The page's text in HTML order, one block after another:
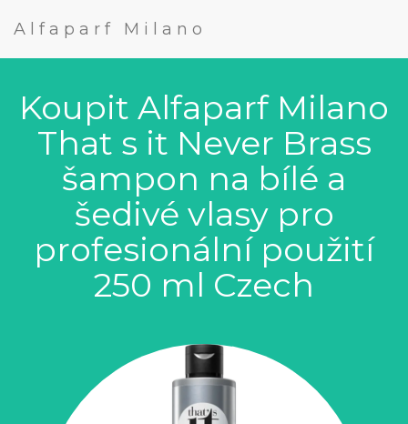
Alfaparf Milano
Koupit Alfaparf Milano
That s it Never Brass
šampon na bílé a
šedivé vlasy pro
profesionální použití
250 ml Czech